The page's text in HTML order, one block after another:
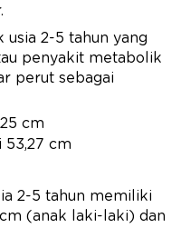
usia 2-5 tahun yang
penyakit metabolik
perut sebagai
cm
53,27 cm
2-5 tahun memiliki
(anak laki-laki) dan